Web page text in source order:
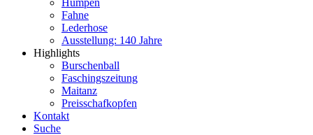
Fahne
Lederhose
Ausstellung: 140 Jahre
Highlights
Burschenball
Faschingszeitung
Maitanz
Preisschafkopfen
Kontakt
Suche